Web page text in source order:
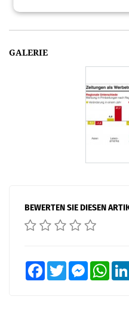
GALERIE
BEWERTEN SIE DIESEN
FacebookTwitter Messenger